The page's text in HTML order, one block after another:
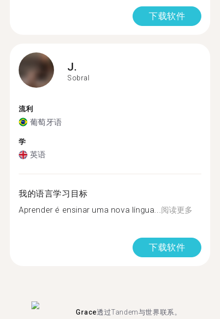
下载软件
J.
Sobral
流利
葡萄牙语
学
英语
我的语言学习目标
Aprender é ensinar uma nova língua...阅读更多
下载软件
Grace透过Tandem与世界联系。